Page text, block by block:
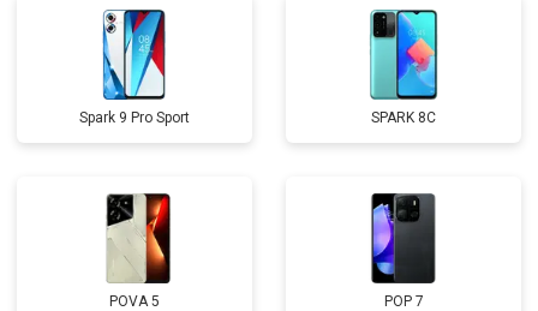
Spark 9 Pro Sport SPARK 8C
POVA 5 POP 7